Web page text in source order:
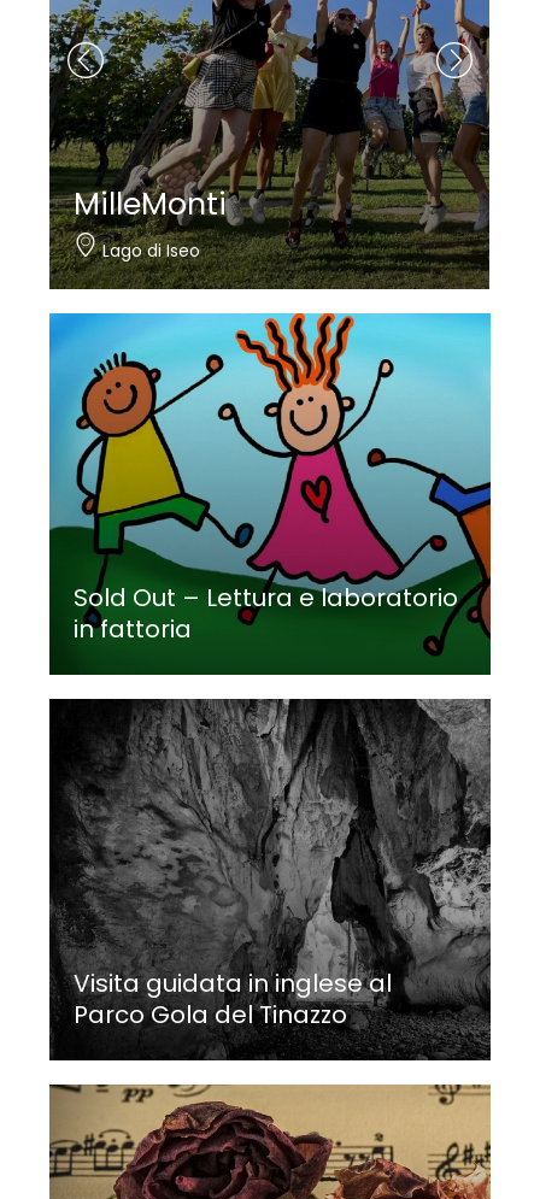
MilleMonti
Lago di Iseo
Sold Out – Lettura e laboratorio
in fattoria
Visita guidata in inglese al
Parco Gola del Tinazzo